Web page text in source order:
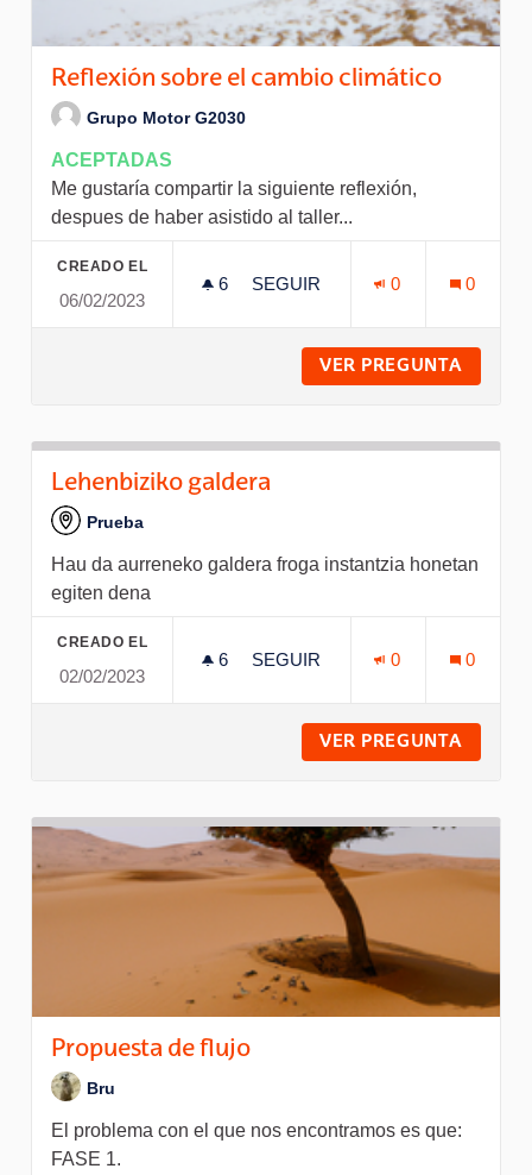
Reflexión sobre el cambio climático
Grupo Motor G2030
ACEPTADAS
Me gustaría compartir la siguiente reflexión,
despues de haber asistido al taller...
CREADO EL
06/02/2023
6 6 SEGUIDORAS
SEGUIR
0 0
VER PREGUNTA
Lehenbiziko galdera
Prueba
Hau da aurreneko galdera froga instantzia honetan
egiten dena
CREADO EL
02/02/2023
6 6 SEGUIDORAS
SEGUIR
0 0
VER PREGUNTA
Propuesta de flujo
Bru
El problema con el que nos encontramos es que:
FASE 1.